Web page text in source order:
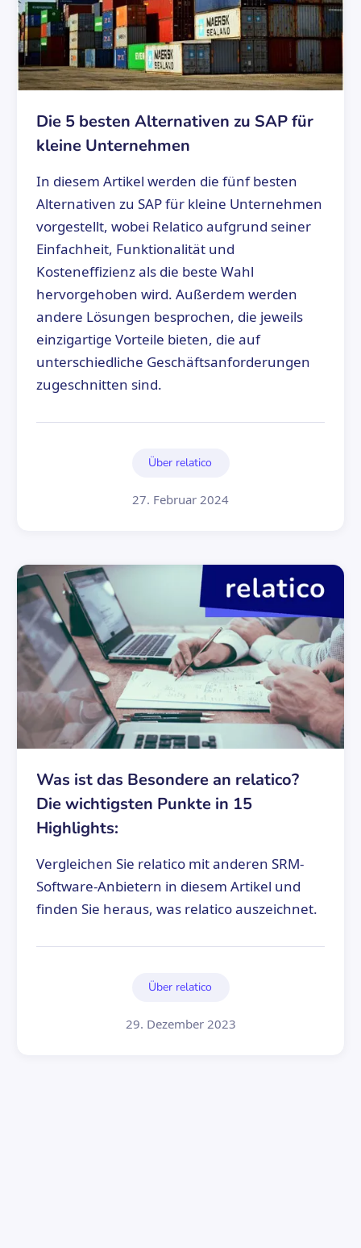
Die 5 besten Alternativen zu SAP für
kleine Unternehmen
In diesem Artikel werden die fünf besten
Alternativen zu SAP für kleine Unternehmen
vorgestellt, wobei Relatico aufgrund seiner
Einfachheit, Funktionalität und
Kosteneffizienz als die beste Wahl
hervorgehoben wird. Außerdem werden
andere Lösungen besprochen, die jeweils
einzigartige Vorteile bieten, die auf
unterschiedliche Geschäftsanforderungen
zugeschnitten sind.
Über relatico
27. Februar 2024
Was ist das Besondere an relatico?
Die wichtigsten Punkte in 15
Highlights:
Vergleichen Sie relatico mit anderen SRM-
Software-Anbietern in diesem Artikel und
finden Sie heraus, was relatico auszeichnet.
Über relatico
29. Dezember 2023